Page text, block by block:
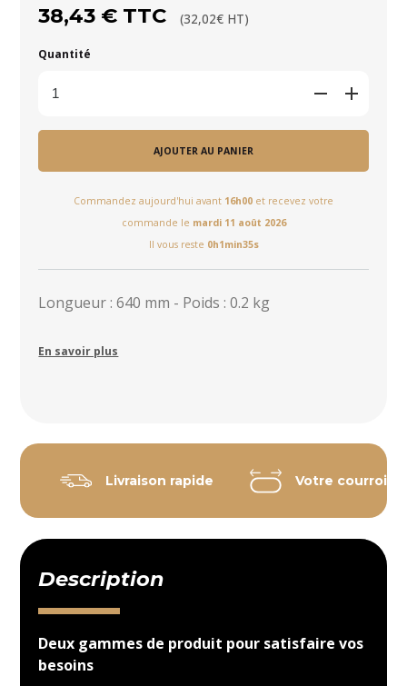
38,43 € TTC (32,02€ HT)
Quantité
AJOUTER AU PANIER
Commandez aujourd'hui avant 16h00 et recevez votre
commande le mardi 11 août 2026
Il vous reste 0h1min34s
Longueur : 640 mm - Poids : 0.2 kg
En savoir plus
Livraison rapide Votre courroie
Description
Deux gammes de produit pour satisfaire vos
besoins